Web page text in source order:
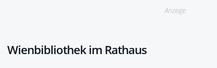
Anzeige
Wienbibliothek im Rathaus